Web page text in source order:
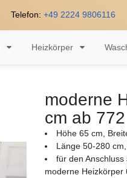
Telefon: +49 2224 9806116
Heizkörper
moderne
cm ab
Höhe 65 cm,
Länge 50-280
für den
moderne Heizkörper